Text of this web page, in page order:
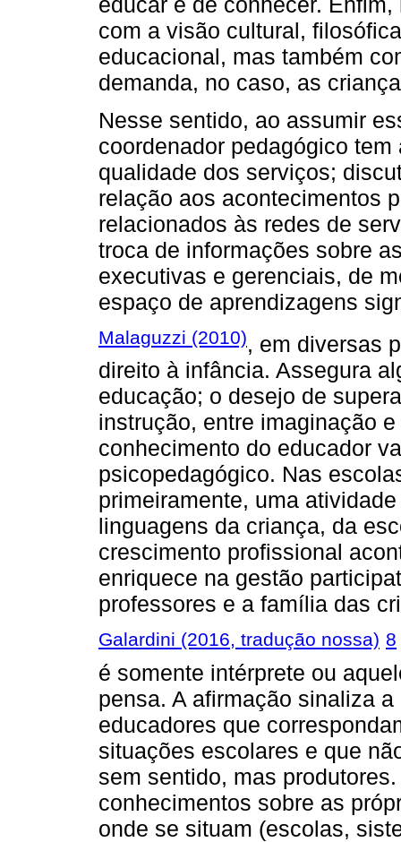
com a visão cultural,
educacional, mas também
demanda, no caso, as
Nesse sentido, ao assumir
coordenador pedagógico
qualidade dos serviços;
relação aos acontecimentos
relacionados às redes de
troca de informações sobre
executivas e gerenciais, de
espaço de aprendizagens
Malaguzzi (2010), em diversas
direito à infância. Assegura
educação; o desejo de
instrução, entre imaginação
conhecimento do educador
psicopedagógico. Nas
primeiramente, uma
linguagens da criança, da
crescimento profissional
enriquece na gestão
professores e a família das
Galardini (2016, tradução nossa) 8
é somente intérprete ou
pensa. A afirmação sinaliza
educadores que
situações escolares e que
sem sentido, mas
conhecimentos sobre as
onde se situam (escolas,